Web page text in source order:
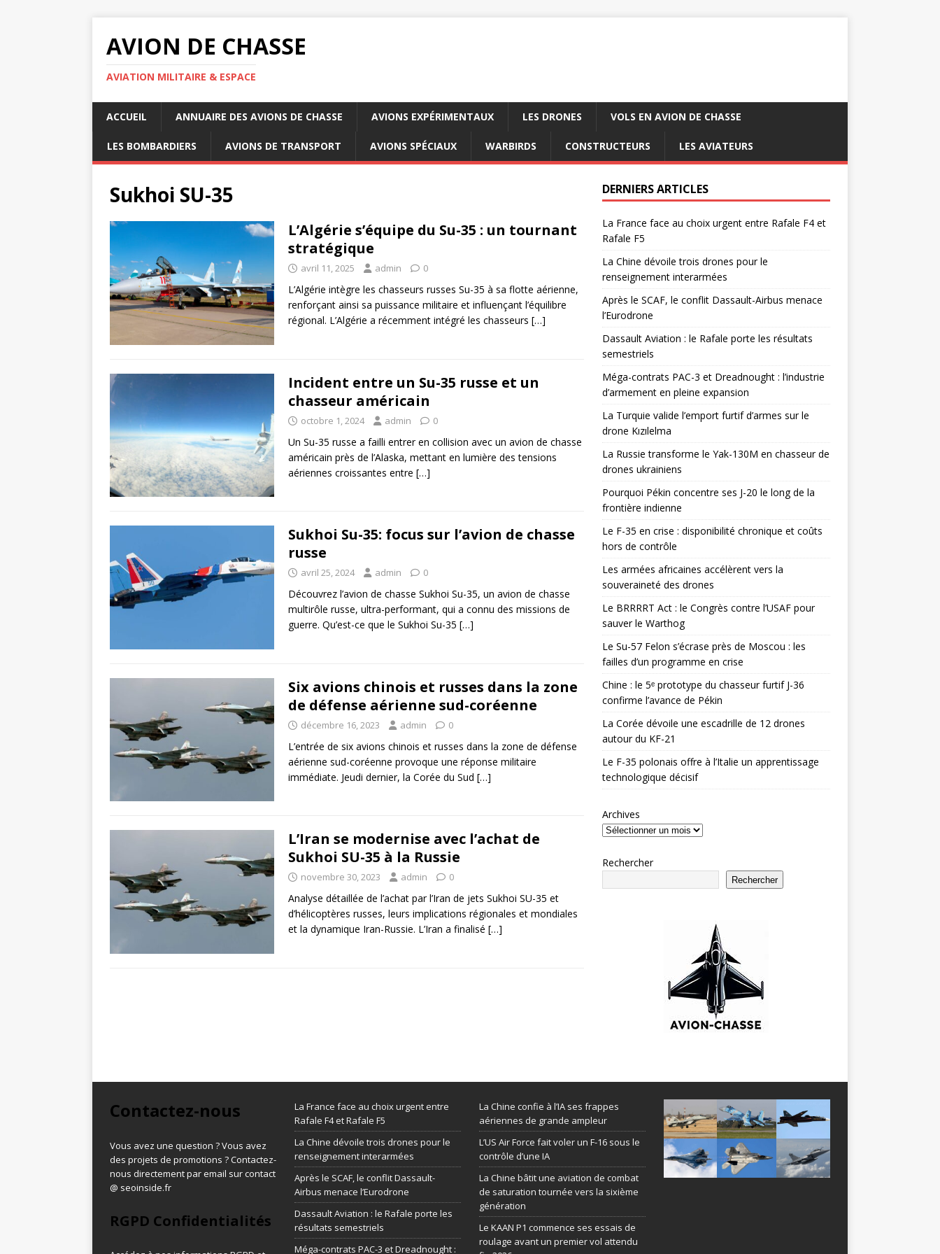
AVION DE CHASSE
AVIATION MILITAIRE & ESPACE
ACCUEIL ANNUAIRE DES AVIONS DE CHASSE AVIONS EXPÉRIMENTAUX LES DRONES VOLS EN AVION DE CHASSE
LES BOMBARDIERS AVIONS DE TRANSPORT AVIONS SPÉCIAUX WARBIRDS CONSTRUCTEURS LES AVIATEURS
Sukhoi SU-35
L’Algérie s’équipe du Su-35 : un tournant
stratégique
avril 11, 2025 admin 0
L’Algérie intègre les chasseurs russes Su-35 à sa flotte aérienne,
renforçant ainsi sa puissance militaire et influençant l’équilibre
régional. L’Algérie a récemment intégré les chasseurs […]
Incident entre un Su-35 russe et un
chasseur américain
octobre 1, 2024 admin 0
Un Su-35 russe a failli entrer en collision avec un avion de chasse
américain près de l’Alaska, mettant en lumière des tensions
aériennes croissantes entre […]
Sukhoi Su-35: focus sur l’avion de chasse
russe
avril 25, 2024 admin 0
Découvrez l’avion de chasse Sukhoi Su-35, un avion de chasse
multirôle russe, ultra-performant, qui a connu des missions de
guerre. Qu’est-ce que le Sukhoi Su-35 […]
Six avions chinois et russes dans la zone
de défense aérienne sud-coréenne
décembre 16, 2023 admin 0
L’entrée de six avions chinois et russes dans la zone de défense
aérienne sud-coréenne provoque une réponse militaire
immédiate. Jeudi dernier, la Corée du Sud […]
L’Iran se modernise avec l’achat de
Sukhoi SU-35 à la Russie
novembre 30, 2023 admin 0
Analyse détaillée de l’achat par l’Iran de jets Sukhoi SU-35 et
d’hélicoptères russes, leurs implications régionales et mondiales
et la dynamique Iran-Russie. L’Iran a finalisé […]
DERNIERS ARTICLES
La France face au choix urgent entre Rafale F4 et
Rafale F5
La Chine dévoile trois drones pour le
renseignement interarmées
Après le SCAF, le conflit Dassault-Airbus menace
l’Eurodrone
Dassault Aviation : le Rafale porte les résultats
semestriels
Méga-contrats PAC-3 et Dreadnought : l’industrie
d’armement en pleine expansion
La Turquie valide l’emport furtif d’armes sur le
drone Kızılelma
La Russie transforme le Yak-130M en chasseur de
drones ukrainiens
Pourquoi Pékin concentre ses J-20 le long de la
frontière indienne
Le F-35 en crise : disponibilité chronique et coûts
hors de contrôle
Les armées africaines accélèrent vers la
souveraineté des drones
Le BRRRRT Act : le Congrès contre l’USAF pour
sauver le Warthog
Le Su-57 Felon s’écrase près de Moscou : les
failles d’un programme en crise
Chine : le 5ᵉ prototype du chasseur furtif J-36
confirme l’avance de Pékin
La Corée dévoile une escadrille de 12 drones
autour du KF-21
Le F-35 polonais offre à l’Italie un apprentissage
technologique décisif
Archives
Rechercher
Rechercher
Contactez-nous
Vous avez une question ? Vous avez
des projets de promotions ? Contactez-
nous directement par email sur contact
@ seoinside.fr
RGPD Confidentialités
La France face au choix urgent entre
Rafale F4 et Rafale F5
La Chine dévoile trois drones pour le
renseignement interarmées
Après le SCAF, le conflit Dassault-
Airbus menace l’Eurodrone
Dassault Aviation : le Rafale porte les
résultats semestriels
Méga-contrats PAC-3 et Dreadnought :
La Chine confie à l’IA ses frappes
aériennes de grande ampleur
L’US Air Force fait voler un F-16 sous le
contrôle d’une IA
La Chine bâtit une aviation de combat
de saturation tournée vers la sixième
génération
Le KAAN P1 commence ses essais de
roulage avant un premier vol attendu